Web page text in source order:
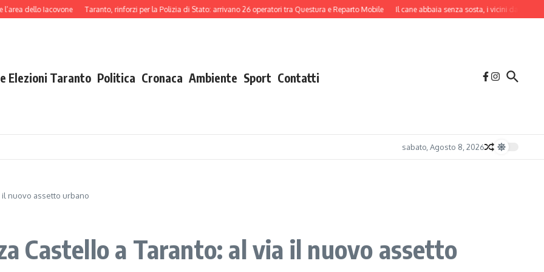
Iacovone Taranto, rinforzi per la Polizia di Stato: arrivano 26 operatori tra Questura e Reparto Mobile Il cane abbaia senza sosta, i vicini danno l’allarme:
Elezioni Taranto Politica Cronaca Ambiente Sport Contatti
sabato, Agosto 8, 2026
il nuovo assetto urbano
Castello a Taranto: al via il nuovo assetto